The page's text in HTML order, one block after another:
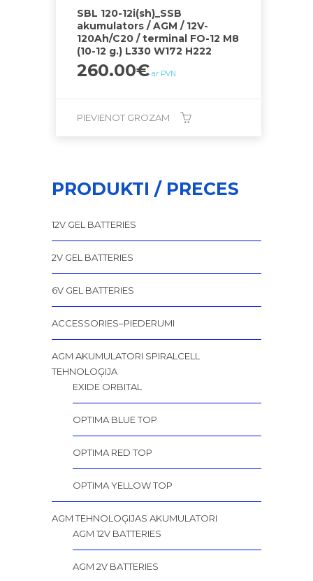
SBL 120-12i(sh)_SSB
akumulators / AGM / 12V-
120Ah/C20 / terminal FO-12 M8
(10-12 g.) L330 W172 H222
260.00€ ar PVN
PIEVIENOT GROZAM
PRODUKTI / PRECES
12V GEL BATTERIES
2V GEL BATTERIES
6V GEL BATTERIES
ACCESSORIES–PIEDERUMI
AGM AKUMULATORI SPIRALCELL
TEHNOLOĢIJA
EXIDE ORBITAL
OPTIMA BLUE TOP
OPTIMA RED TOP
OPTIMA YELLOW TOP
AGM TEHNOLOĢIJAS AKUMULATORI
AGM 12V BATTERIES
AGM 2V BATTERIES